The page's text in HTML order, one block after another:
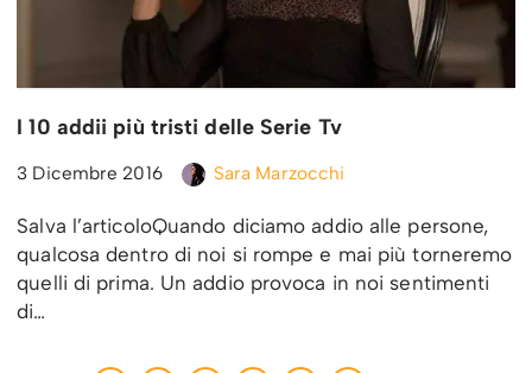
I 10 addii più tristi delle Serie Tv
3 Dicembre 2016 Sara Marzocchi
Salva l’articoloQuando diciamo addio alle persone,
qualcosa dentro di noi si rompe e mai più torneremo
quelli di prima. Un addio provoca in noi sentimenti
di…